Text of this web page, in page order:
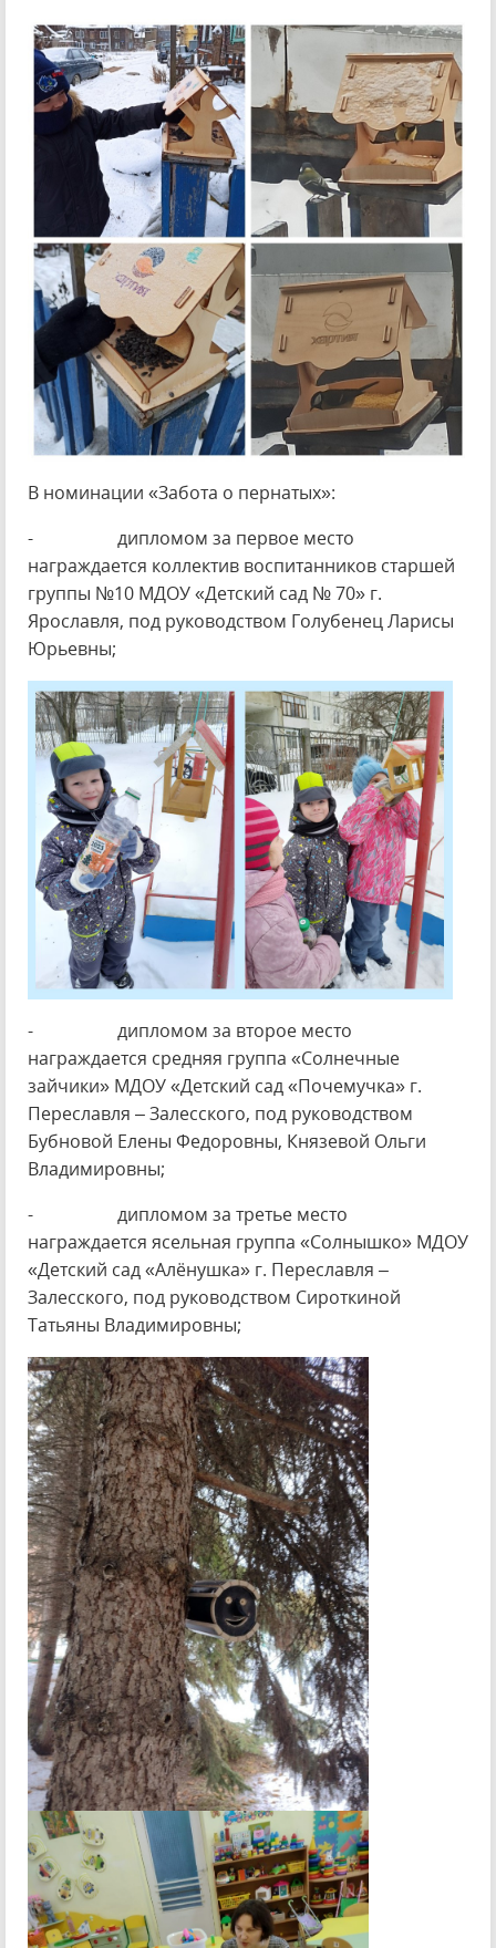
В номинации «Забота о пернатых»:
- дипломом за первое место
награждается коллектив воспитанников старшей
группы №10 МДОУ «Детский сад № 70» г.
Ярославля, под руководством Голубенец Ларисы
Юрьевны;
- дипломом за второе место
награждается средняя группа «Солнечные
зайчики» МДОУ «Детский сад «Почемучка» г.
Переславля – Залесского, под руководством
Бубновой Елены Федоровны, Князевой Ольги
Владимировны;
- дипломом за третье место
награждается ясельная группа «Солнышко» МДОУ
«Детский сад «Алёнушка» г. Переславля –
Залесского, под руководством Сироткиной
Татьяны Владимировны;